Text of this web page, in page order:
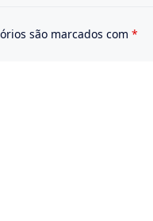
são marcados com *